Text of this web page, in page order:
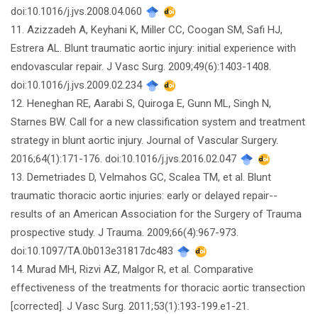
doi:10.1016/j.jvs.2008.04.060
11. Azizzadeh A, Keyhani K, Miller CC, Coogan SM, Safi HJ,
Estrera AL. Blunt traumatic aortic injury: initial experience with
endovascular repair. J Vasc Surg. 2009;49(6):1403-1408.
doi:10.1016/j.jvs.2009.02.234
12. Heneghan RE, Aarabi S, Quiroga E, Gunn ML, Singh N,
Starnes BW. Call for a new classification system and treatment
strategy in blunt aortic injury. Journal of Vascular Surgery.
2016;64(1):171-176. doi:10.1016/j.jvs.2016.02.047
13. Demetriades D, Velmahos GC, Scalea TM, et al. Blunt
traumatic thoracic aortic injuries: early or delayed repair--
results of an American Association for the Surgery of Trauma
prospective study. J Trauma. 2009;66(4):967-973.
doi:10.1097/TA.0b013e31817dc483
14. Murad MH, Rizvi AZ, Malgor R, et al. Comparative
effectiveness of the treatments for thoracic aortic transection
[corrected]. J Vasc Surg. 2011;53(1):193-199.e1-21.